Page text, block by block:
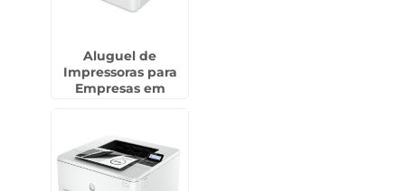
Aluguel de
Impressoras para
Empresas em